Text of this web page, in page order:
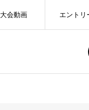
大会動画 エントリ